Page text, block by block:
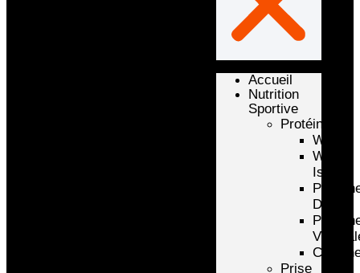
Accueil
Nutrition
Sportive
Protéines
Whey
Whey
Isolate
D’oeuf
Prise